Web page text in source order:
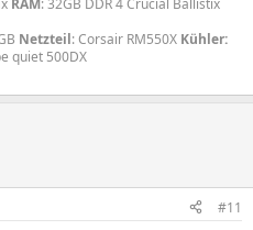
RAM: 32GB DDR 4 Crucial Ballistix
Netzteil: Corsair RM550X Kühler:
quiet 500DX
#11